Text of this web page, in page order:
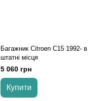
Багажник Citroen C15 1992- в
штатні місця
5 060 грн
Купити